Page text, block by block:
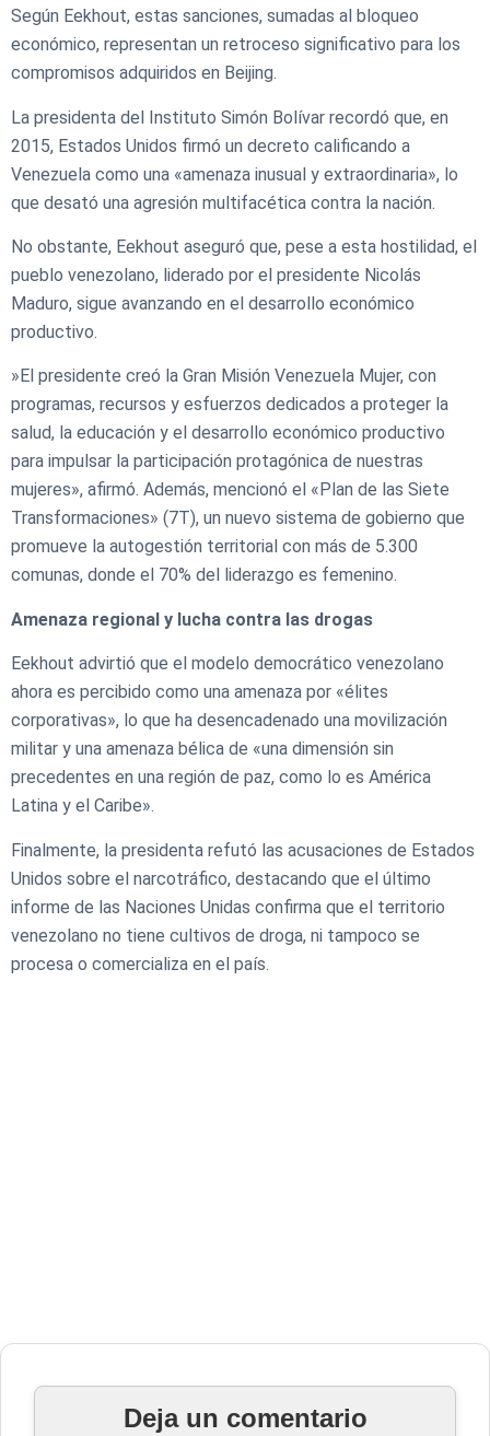
Según Eekhout, estas sanciones, sumadas al bloqueo
económico, representan un retroceso significativo para los
compromisos adquiridos en Beijing.
​La presidenta del Instituto Simón Bolívar recordó que, en
2015, Estados Unidos firmó un decreto calificando a
Venezuela como una «amenaza inusual y extraordinaria», lo
que desató una agresión multifacética contra la nación.
​No obstante, Eekhout aseguró que, pese a esta hostilidad, el
pueblo venezolano, liderado por el presidente Nicolás
Maduro, sigue avanzando en el desarrollo económico
productivo.
​»El presidente creó la Gran Misión Venezuela Mujer, con
programas, recursos y esfuerzos dedicados a proteger la
salud, la educación y el desarrollo económico productivo
para impulsar la participación protagónica de nuestras
mujeres», afirmó. ​Además, mencionó el «Plan de las Siete
Transformaciones» (7T), un nuevo sistema de gobierno que
promueve la autogestión territorial con más de 5.300
comunas, donde el 70% del liderazgo es femenino.
​Amenaza regional y lucha contra las drogas
Eekhout advirtió que el modelo democrático venezolano
ahora es percibido como una amenaza por «élites
corporativas», lo que ha desencadenado una movilización
militar y una amenaza bélica de «una dimensión sin
precedentes en una región de paz, como lo es América
Latina y el Caribe». ​
Finalmente, la presidenta refutó las acusaciones de Estados
Unidos sobre el narcotráfico, destacando que el último
informe de las Naciones Unidas confirma que el territorio
venezolano no tiene cultivos de droga, ni tampoco se
procesa o comercializa en el país.
Deja un comentario